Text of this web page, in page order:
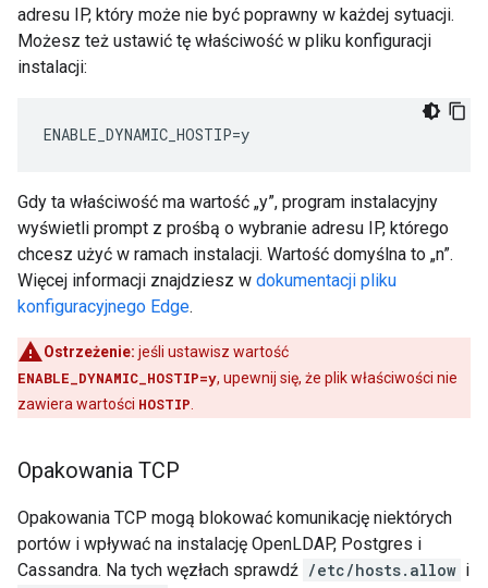
adresu IP, który może nie być poprawny w każdej sytuacji.
Możesz też ustawić tę właściwość w pliku konfiguracji
instalacji:
ENABLE_DYNAMIC_HOSTIP=y
Gdy ta właściwość ma wartość „y”, program instalacyjny
wyświetli prompt z prośbą o wybranie adresu IP, którego
chcesz użyć w ramach instalacji. Wartość domyślna to „n”.
Więcej informacji znajdziesz w dokumentacji pliku
konfiguracyjnego Edge.
Ostrzeżenie: jeśli ustawisz wartość
ENABLE_DYNAMIC_HOSTIP=y, upewnij się, że plik właściwości nie
zawiera wartości HOSTIP
Opakowania TCP
Opakowania TCP mogą blokować komunikację niektórych
portów i wpływać na instalację OpenLDAP, Postgres i
Cassandra. Na tych węzłach sprawdź /etc/hosts.allow i